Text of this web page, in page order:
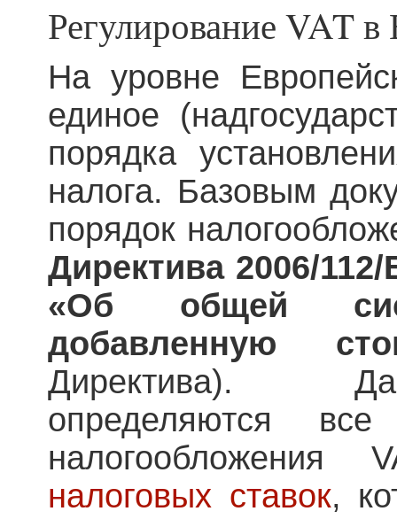
Регулирование VAT
На уровне
единое
порядка
налога. Базовым
порядок
Директива 2006/
«Об общей
добавленную
Директива).
определяются
налогообложения
налоговых ставок,